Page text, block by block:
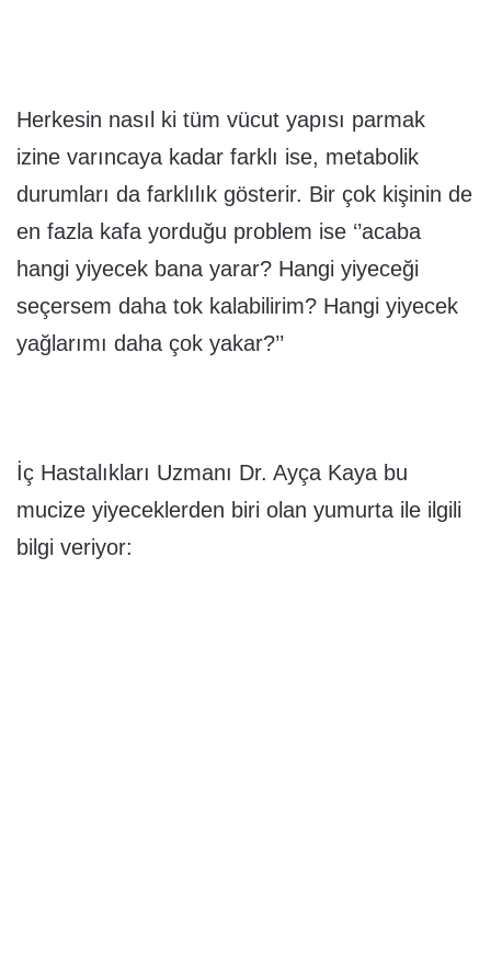
Herkesin nasıl ki tüm vücut yapısı parmak
izine varıncaya kadar farklı ise, metabolik
durumları da farklılık gösterir. Bir çok kişinin de
en fazla kafa yorduğu problem ise ‘’acaba
hangi yiyecek bana yarar? Hangi yiyeceği
seçersem daha tok kalabilirim? Hangi yiyecek
yağlarımı daha çok yakar?’’
İç Hastalıkları Uzmanı Dr. Ayça Kaya bu
mucize yiyeceklerden biri olan yumurta ile ilgili
bilgi veriyor: